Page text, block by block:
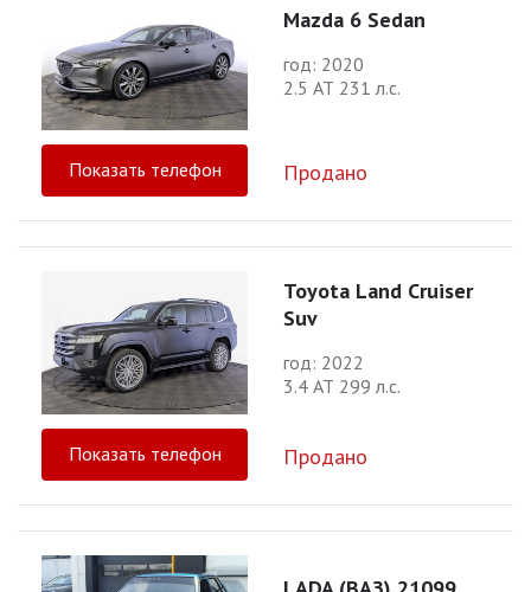
Mazda 6 Sedan
год: 2020
2.5 АТ 231 л.с.
Показать телефон Продано
Toyota Land Cruiser
Suv
год: 2022
3.4 АТ 299 л.с.
Показать телефон Продано